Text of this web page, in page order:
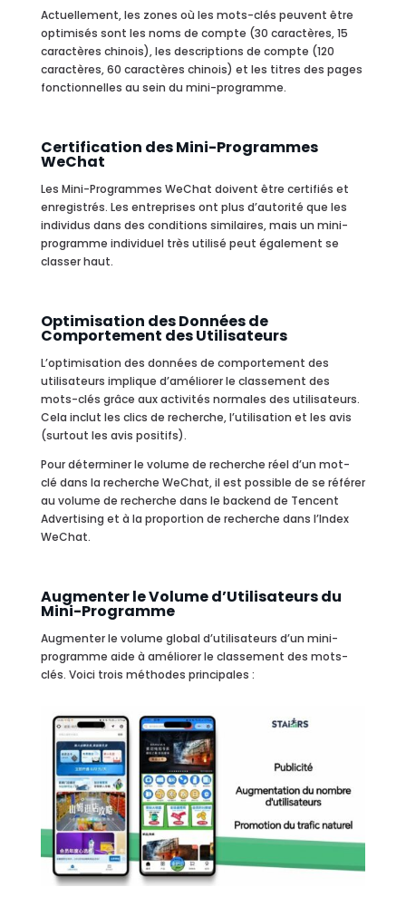
Actuellement, les zones où les mots-clés peuvent être
optimisés sont les noms de compte (30 caractères, 15
caractères chinois), les descriptions de compte (120
caractères, 60 caractères chinois) et les titres des pages
fonctionnelles au sein du mini-programme.
Certification des Mini-Programmes
WeChat
Les Mini-Programmes WeChat doivent être certifiés et
enregistrés. Les entreprises ont plus d’autorité que les
individus dans des conditions similaires, mais un mini-
programme individuel très utilisé peut également se
classer haut.
Optimisation des Données de
Comportement des Utilisateurs
L’optimisation des données de comportement des
utilisateurs implique d’améliorer le classement des
mots-clés grâce aux activités normales des utilisateurs.
Cela inclut les clics de recherche, l’utilisation et les avis
(surtout les avis positifs).
Pour déterminer le volume de recherche réel d’un mot-
clé dans la recherche WeChat, il est possible de se référer
au volume de recherche dans le backend de Tencent
Advertising et à la proportion de recherche dans l’Index
WeChat.
Augmenter le Volume d’Utilisateurs du
Mini-Programme
Augmenter le volume global d’utilisateurs d’un mini-
programme aide à améliorer le classement des mots-
clés. Voici trois méthodes principales :